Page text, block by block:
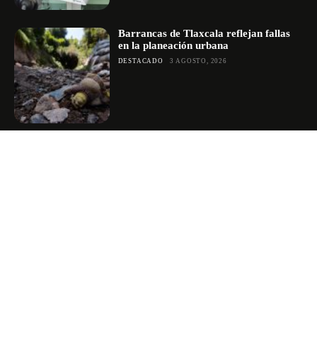
Barrancas de Tlaxcala reflejan fallas
en la planeación urbana
DESTACADO 3 AGOSTO, 2026